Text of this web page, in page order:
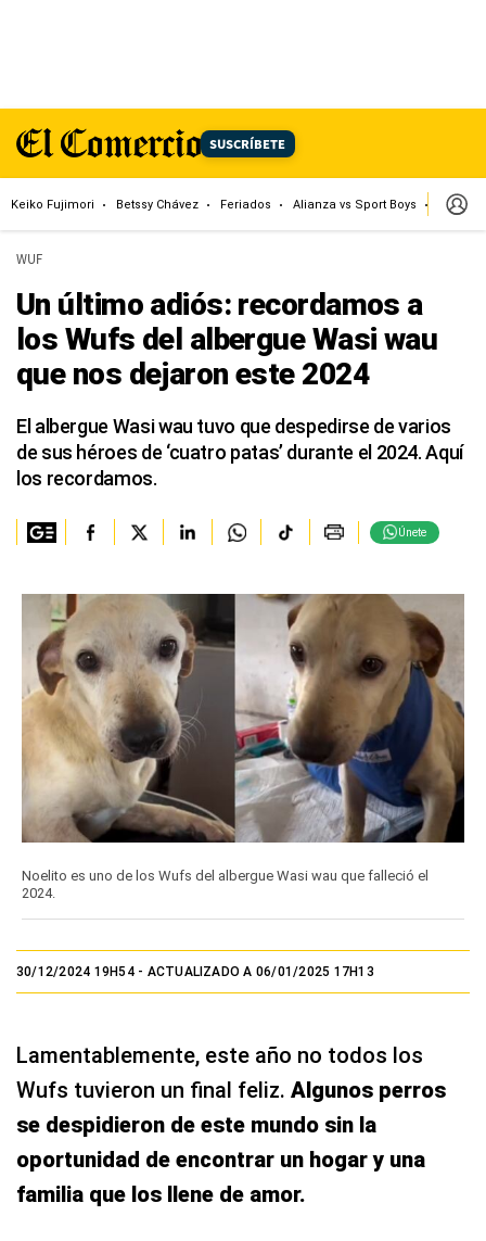
SUSCRÍBETE
Keiko Fujimori Betssy Chávez Feriados Alianza vs Sport Boys Jorge
WUF
Un último adiós: recordamos a
los Wufs del albergue Wasi wau
que nos dejaron este 2024
El albergue Wasi wau tuvo que despedirse de varios
de sus héroes de ‘cuatro patas’ durante el 2024. Aquí
los recordamos.
Únete
Noelito es uno de los Wufs del albergue Wasi wau que falleció el
2024.
30/12/2024 19H54- ACTUALIZADO A 06/01/2025 17H13
Lamentablemente, este año no todos los
Wufs tuvieron un final feliz. Algunos perros
se despidieron de este mundo sin la
oportunidad de encontrar un hogar y una
familia que los llene de amor.